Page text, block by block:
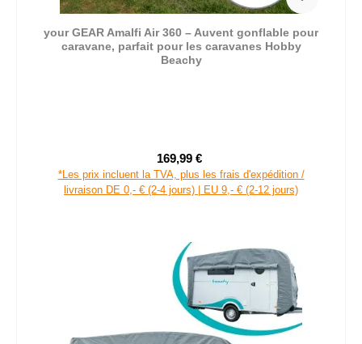
your GEAR Amalfi Air 360 – Auvent gonflable pour
caravane, parfait pour les caravanes Hobby
Beachy
Prix de vente :
169,99 €
*Les prix incluent la TVA, plus les frais d'expédition /
livraison DE 0,- € (2-4 jours) | EU 9,- € (2-12 jours)